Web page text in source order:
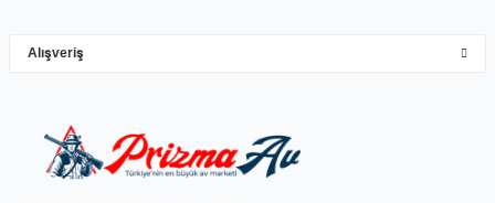
Deneyimini Paylaş
Alışveriş